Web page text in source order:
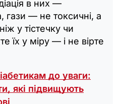
в них —
гази — не токсичні, а
у тістечку чи
їх у міру — і не вірте
до уваги:
які підвищують